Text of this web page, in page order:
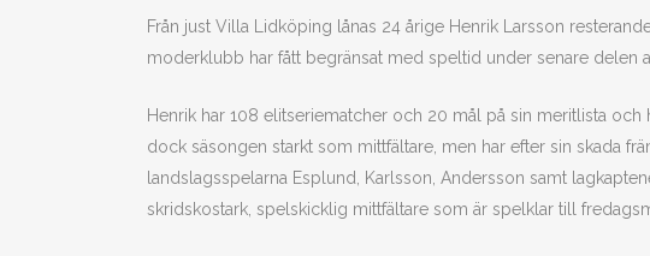
Från just Villa Lidköping lånas 24 årige Henrik Larsson
moderklubb har fått begränsat med speltid under senare delen
Henrik har 108 elitseriematcher och 20 mål på sin meritlista
dock säsongen starkt som mittfältare, men har efter sin skada
landslagsspelarna Esplund, Karlsson, Andersson samt
skridskostark, spelskicklig mittfältare som är spelklar till